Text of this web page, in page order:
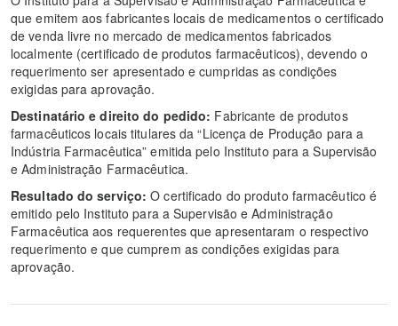
que emitem aos fabricantes locais de medicamentos o certificado
de venda livre no mercado de medicamentos fabricados
localmente (certificado de produtos farmacêuticos), devendo o
requerimento ser apresentado e cumpridas as condições
exigidas para aprovação.
Destinatário e direito do pedido: Fabricante de produtos
farmacêuticos locais titulares da “Licença de Produção para a
Indústria Farmacêutica” emitida pelo Instituto para a Supervisão
e Administração Farmacêutica.
Resultado do serviço: O certificado do produto farmacêutico é
emitido pelo Instituto para a Supervisão e Administração
Farmacêutica aos requerentes que apresentaram o respectivo
requerimento e que cumprem as condições exigidas para
aprovação.